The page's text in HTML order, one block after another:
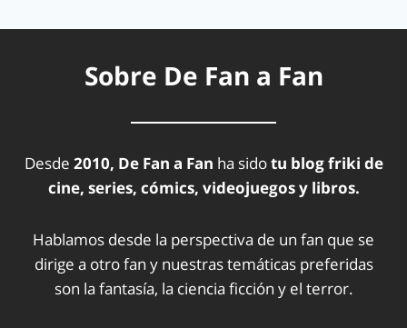
Sobre De Fan a Fan
Desde 2010, De Fan a Fan ha sidotu blog friki de
cine, series, cómics, videojuegos y libros.
Hablamos desde la perspectiva de un fan que se
dirige a otro fan y nuestras temáticas preferidas
son la fantasía, la ciencia ficción y el terror.